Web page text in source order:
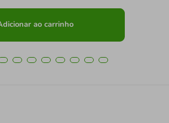
ao carrinho